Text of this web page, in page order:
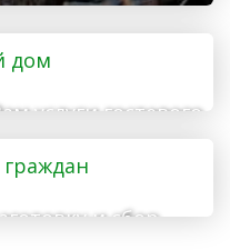
дом
услуги гостевого
и сбор